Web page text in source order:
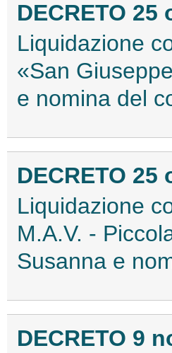
DECRETO 25
Liquidazione
«San
e nomina del
DECRETO 25
Liquidazione
M.A.V. -
Susanna e
DECRETO 9